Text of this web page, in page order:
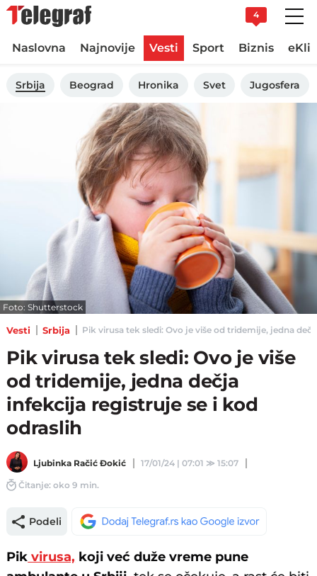
4
Naslovna Najnovije Vesti Sport Biznis
Srbija Beograd Hronika Svet Jugosfera
Foto: Shutterstock
Vesti Srbija Pik virusa tek sledi: Ovo je više od tridemije, jedna
Pik virusa tek sledi: Ovo je više
od tridemije, jedna dečja
infekcija registruje se i kod
odraslih
Ljubinka Račić Đokić 17/01/24 | 07:01 ≫15:07
Čitanje: oko 9 min.
Podeli
Pik virusa, koji već duže vreme pune